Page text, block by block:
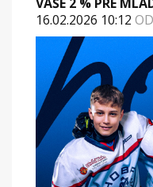
16.02.2026 10:12 OD